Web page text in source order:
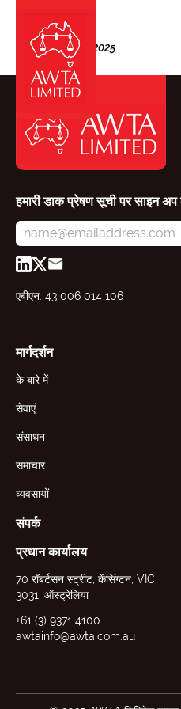
सामग्री पर जाएं
गुरुवार, 02 अक्टूबर 2025
हमारी डाक प्रेषण सूची पर साइन
एबीएन: 43 006 014 106
मार्गदर्शन
के बारे में
सेवाएं
संसाधन
समाचार
व्यवसायों
संपर्क
प्रधान कार्यालय
70 रॉबर्टसन स्ट्रीट, केंसिंग्टन, VIC
3031, ऑस्ट्रेलिया
+61 (3) 9371 4100
awtainfo@awta.com.au